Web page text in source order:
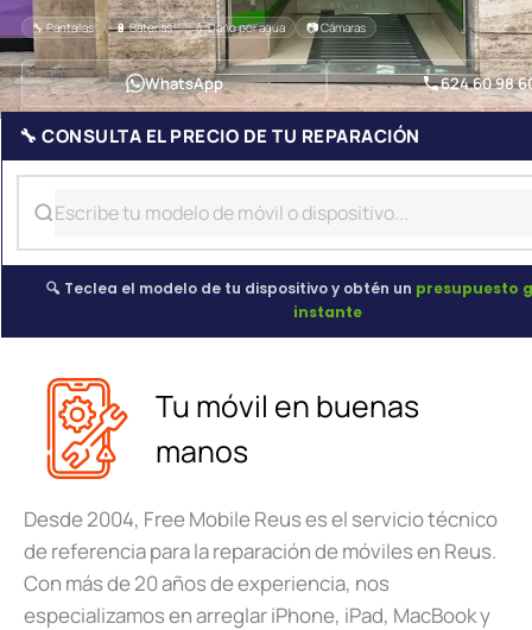
🔧 Pantallas 🔋 Baterías 💧 Daño por agua 📷 Cámaras
WhatsApp 624 60 98
🔧 CONSULTA EL PRECIO DE TU REPARACIÓN
🔍 Teclea el modelo de tu dispositivo y obtén un presupuesto
instante
Tu móvil en buenas
manos
Desde 2004, Free Mobile Reus es el servicio técnico
de referencia para la reparación de móviles en Reus.
Con más de 20 años de experiencia, nos
especializamos en arreglar iPhone, iPad, MacBook y